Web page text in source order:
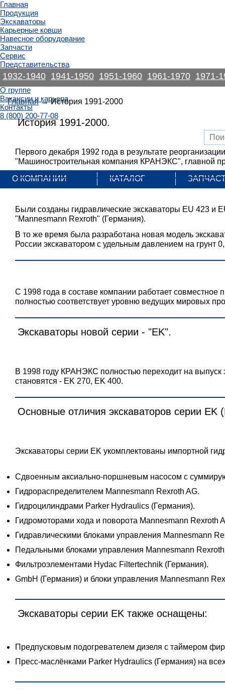
Главная
Продукция
Экскаваторы
Карьерные ковши
Навесное оборудование
Запчасти
Сервис
Представительства
Информация
Новости
О группе
Вакансии и карьера
Контакты
8 (800) 200-77-08
О КОМПАНИИ КАТАЛОГ
1932-1940 1941-1950 1951-1960 1961-1970 1971-
Главная→ История 1991-2000
История 1991-2000.
Первого декабря 1992 года в результате
"Машиностроительная компания КРАНЭКС", главной
Были созданы гидравлические экскаваторы EU 423 и
"Mannesmann Rexroth" (Германия).
В то же время была разработана новая модель
России экскаватором с удельным давлением на грунт
С 1998 года в составе компании работает
полностью соответствует уровню ведущих мировых
Экскаваторы новой серии - "EK".
В 1998 году КРАНЭКС полностью переходит на
становятся - EK 270, EK 400.
Основные отличия экскаваторов серии EK
Экскаваторы серии EK укомплектованы импортной
Сдвоенным аксиально-поршневым насосом с
Гидрораспределителем Mannesmann Rexroth AG.
Гидроцилиндрами Parker Hydraulics (Германия).
Гидромоторами хода и поворота Mannesmann Rexroth
Гидравлическими блоками управления Mannesmann
Педальными блоками управления Mannesmann
Фильтроэлементами Hydac Filtertechnik (Германия).
GmbH (Германия) и блоки управления Mannesmann
Экскаваторы серии EK также оснащены:
Предпусковым подогревателем дизеля с таймером
Пресс-маслёнками Parker Hydraulics (Германия) на